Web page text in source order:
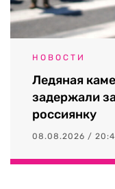
НОВОСТИ
Ледяная
задержали
россиянку
08.08.2026 /